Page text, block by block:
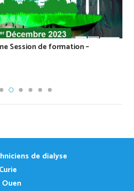
Session de formation –
de dialyse